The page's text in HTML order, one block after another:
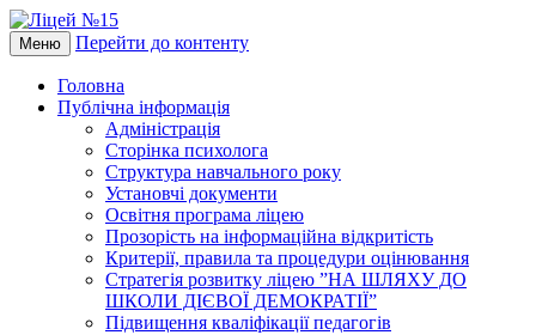
Меню Перейти до контенту
Головна
Публічна інформація
Адміністрація
Сторінка психолога
Структура навчального року
Установчі документи
Освітня програма ліцею
Прозорість на інформаційна відкритість
Критерії, правила та процедури оцінювання
Стратегія розвитку ліцею ”НА ШЛЯХУ ДО
ШКОЛИ ДІЄВОЇ ДЕМОКРАТІЇ”
Підвищення кваліфікації педагогів